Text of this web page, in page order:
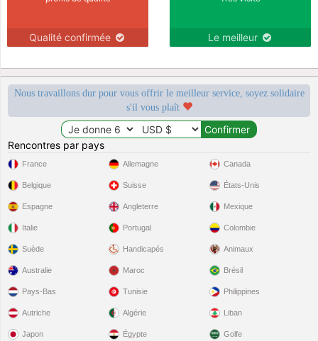
Qualité confirmée Le meilleur
Nous travaillons dur pour vous offrir le meilleur service, soyez solidaire
s'il vous plaît
Rencontres par pays
France
Belgique
Espagne
Italie
Suède
Allemagne
Suisse
Angleterre
Portugal
Handicapés
Canada
États-Unis
Mexique
Colombie
Animaux
Australie
Pays-Bas
Autriche
Japon
Maroc
Tunisie
Algérie
Égypte
Brésil
Philippines
Liban
Golfe